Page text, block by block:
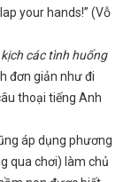
your hands!” (Vỗ
các tình huống
đơn giản như đi
thoại tiếng Anh
áp dụng phương
qua chơi) làm chủ